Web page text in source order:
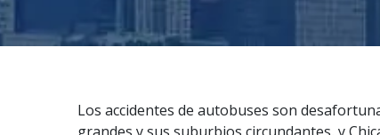
Los accidentes de autobuses son